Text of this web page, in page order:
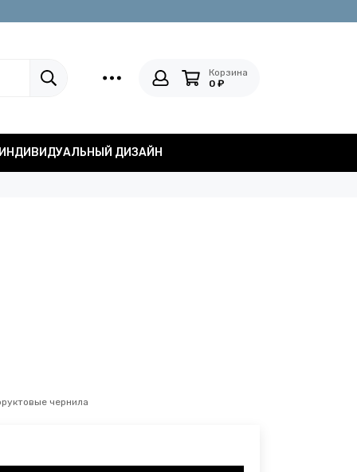
Корзина
0 ₽
ИНДИВИДУАЛЬНЫЙ ДИЗАЙН
чернила